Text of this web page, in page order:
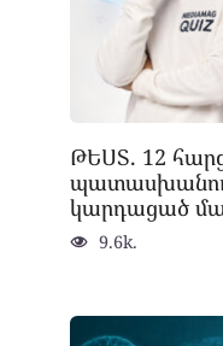
ԹԵՍՏ. 12
կարդացած
9.6k.